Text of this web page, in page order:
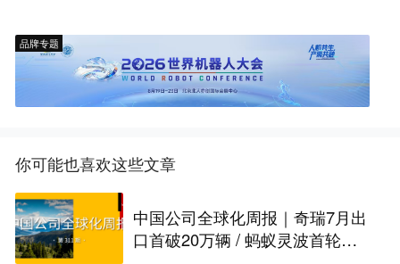
品牌专题
你可能也喜欢这些文章
中国公司全球化周报｜奇瑞7月出
口首破20万辆 / 蚂蚁灵波首轮融